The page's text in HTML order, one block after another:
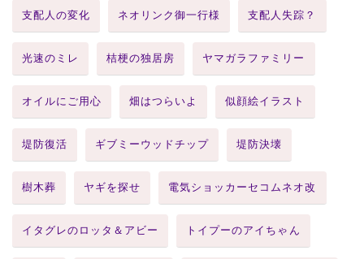
支配人の変化 ネオリンク御一行様 支配人失踪？
光速のミレ 桔梗の独居房 ヤマガラファミリー
オイルにご用心 畑はつらいよ 似顔絵イラスト
堤防復活 ギブミーウッドチップ 堤防決壊
樹木葬 ヤギを探せ 電気ショッカーセコムネオ改
イタグレのロッタ＆アビー トイプーのアイちゃん